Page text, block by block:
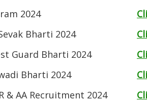
2024
Bharti 2024
Guard Bharti 2024
Bharti 2024
& AA Recruitment 2024